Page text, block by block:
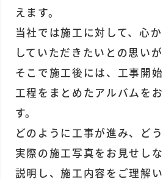
えます。
当社では施工に対して、心
していただきたいとの思いが
そこで施工後には、工事開
工程をまとめたアルバムを
す。
どのように工事が進み、ど
実際の施工写真をお見せし
説明し、施工内容をご理解